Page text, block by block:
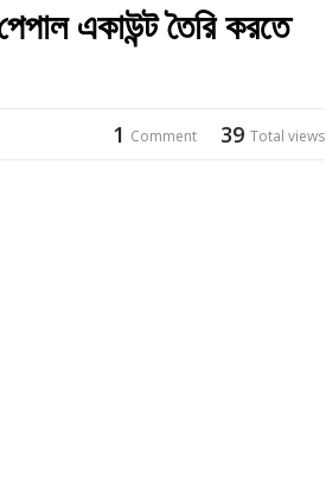
একাউন্ট তৈরি করতে
39 Total views
1 Comment